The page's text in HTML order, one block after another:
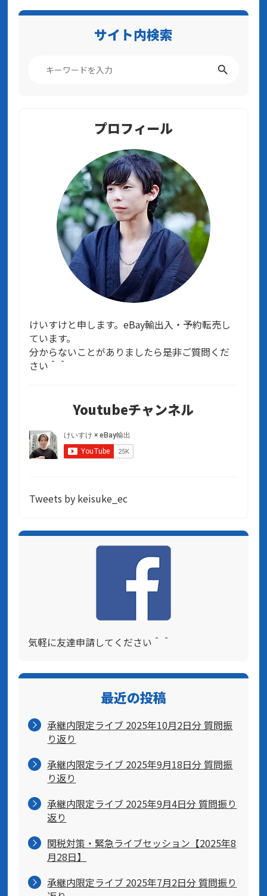
サイト内検索
プロフィール
けいすけと申します。eBay輸出入・予約転売し
ています。
分からないことがありましたら是非ご質問くだ
さい＾＾
Youtubeチャンネル
Tweets by keisuke_ec
気軽に友達申請してください＾＾
最近の投稿
承継内限定ライブ 2025年10月2日分 質問振
り返り
承継内限定ライブ 2025年9月18日分 質問振
り返り
承継内限定ライブ 2025年9月4日分 質問振り
返り
関税対策・緊急ライブセッション【2025年8
月28日】
承継内限定ライブ 2025年7月2日分 質問振り